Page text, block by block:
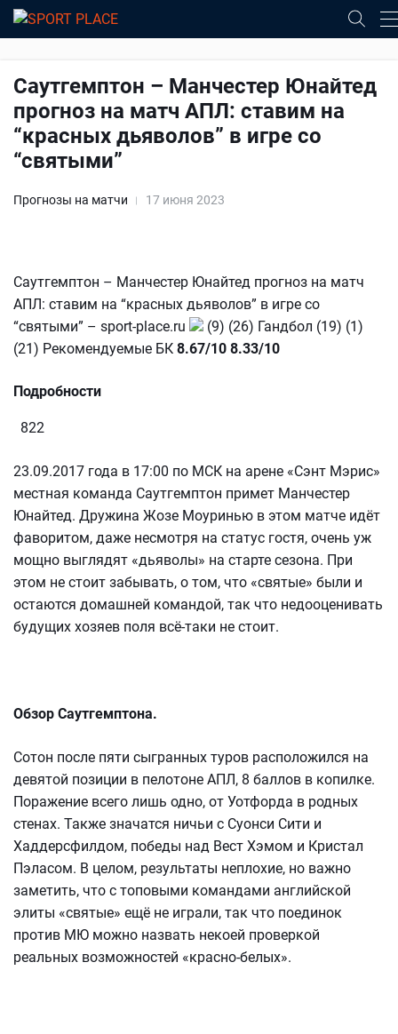
Саутгемптон – Манчестер Юнайтед
прогноз на матч АПЛ: ставим на
“красных дьяволов” в игре со
“святыми”
Прогнозы на матчи 17 июня 2023
Саутгемптон – Манчестер Юнайтед прогноз на матч
АПЛ: ставим на “красных дьяволов” в игре со
“святыми” – sport-place.ru
(9) (26) Гандбол (19) (1)
(21) Рекомендуемые БК 8.67/10 8.33/10
Подробности
822
23.09.2017 года в 17:00 по МСК на арене «Сэнт Мэрис»
местная команда Саутгемптон примет Манчестер
Юнайтед. Дружина Жозе Моуринью в этом матче идёт
фаворитом, даже несмотря на статус гостя, очень уж
мощно выглядят «дьяволы» на старте сезона. При
этом не стоит забывать, о том, что «святые» были и
остаются домашней командой, так что недооценивать
будущих хозяев поля всё-таки не стоит.
Обзор Саутгемптона.
Сотон после пяти сыгранных туров расположился на
девятой позиции в пелотоне АПЛ, 8 баллов в копилке.
Поражение всего лишь одно, от Уотфорда в родных
стенах. Также значатся ничьи с Суонси Сити и
Хаддерсфилдом, победы над Вест Хэмом и Кристал
Пэласом. В целом, результаты неплохие, но важно
заметить, что с топовыми командами английской
элиты «святые» ещё не играли, так что поединок
против МЮ можно назвать некоей проверкой
реальных возможностей «красно-белых».